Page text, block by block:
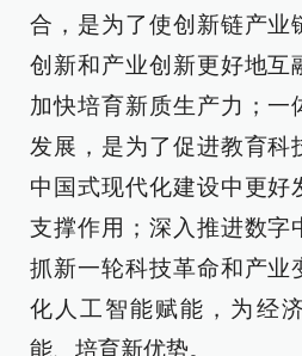
合，是为了使创新链产业
创新和产业创新更好地互
加快培育新质生产力；一
发展，是为了促进教育科
中国式现代化建设中更好
支撑作用；深入推进数字
抓新一轮科技革命和产业
化人工智能赋能，为经
能、培育新优势。